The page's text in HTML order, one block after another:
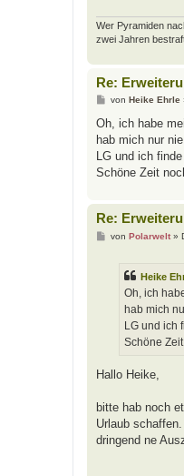
Wer Pyramiden
zwei Jahren
Re:
B
i
r
a
von Heike Ehrle
Oh, ich habe
hab mich nur
LG und ich
Schöne Zeit
Re:
Bvon Polarwelt»
Heike
Oh, ich
hab mich
LG und ich
Schöne
Hallo Heike,
bitte hab noch
Urlaub
dringend ne